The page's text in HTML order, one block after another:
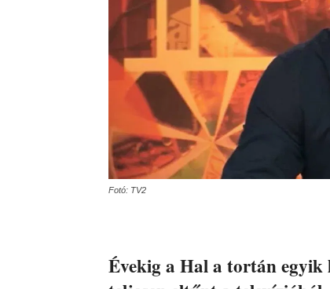
Fotó: TV2
Évekig a Hal a tortán egyik